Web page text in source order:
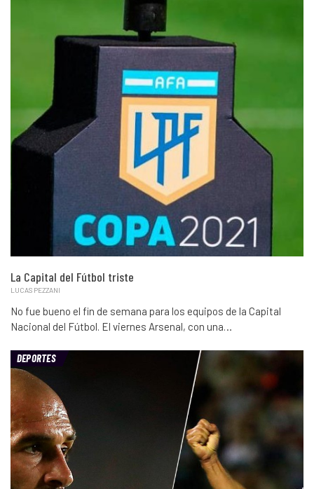
La Capital del Fútbol triste
LUCAS PEZZANI
No fue bueno el fin de semana para los equipos de la Capital
Nacional del Fútbol. El viernes Arsenal, con una…
DEPORTES